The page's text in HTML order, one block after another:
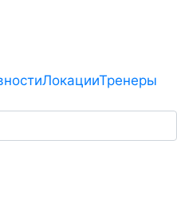
ЛокацииТренеры